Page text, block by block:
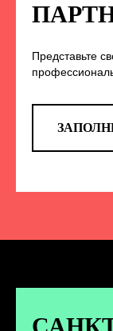
Представьте
TELEGRAM
анонс новых
новости